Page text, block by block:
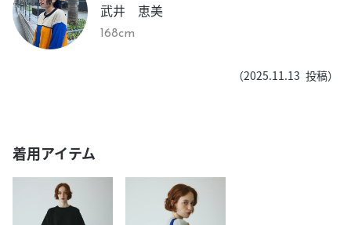
武井 恵美
168cm
（2025.11.13 投稿）
着用アイテム